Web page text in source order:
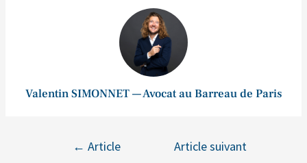
Valentin SIMONNET — Avocat au Barreau de Paris
← Article
Article suivant